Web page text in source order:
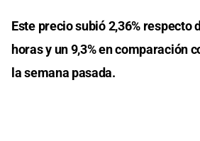
Este precio subió 2,36% respecto
horas y un 9,3% en comparación
la semana pasada.